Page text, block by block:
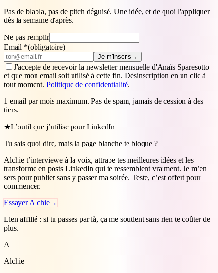
Pas de blabla, pas de pitch déguisé. Une idée, et de quoi l'appliquer
dès la semaine d'après.
Ne pas remplir
Email *(obligatoire)
Je m'inscris →
J'accepte de recevoir la newsletter mensuelle d'Anaïs Sparesotto
et que mon email soit utilisé à cette fin. Désinscription en un clic à
tout moment. Politique de confidentialité.
1 email par mois maximum. Pas de spam, jamais de cession à des
tiers.
★L’outil que j’utilise pour LinkedIn
Tu sais quoi dire, mais la page blanche te bloque ?
Alchie t’interviewe à la voix, attrape tes meilleures idées et les
transforme en posts LinkedIn qui te ressemblent vraiment. Je m’en
sers pour publier sans y passer ma soirée. Teste, c’est offert pour
commencer.
Essayer Alchie→
Lien affilié : si tu passes par là, ça me soutient sans rien te coûter de
plus.
A
Alchie